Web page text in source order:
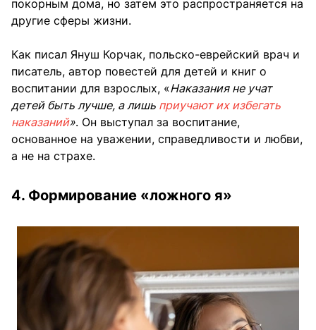
покорным дома, но затем это распространяется на
другие сферы жизни.
Как писал Януш Корчак, польско-еврейский врач и
писатель, автор повестей для детей и книг о
воспитании для взрослых, «Наказания не учат
детей быть лучше, а лишь приучают их избегать
наказаний». Он выступал за воспитание,
основанное на уважении, справедливости и любви,
а не на страхе.
4. Формирование «ложного я»